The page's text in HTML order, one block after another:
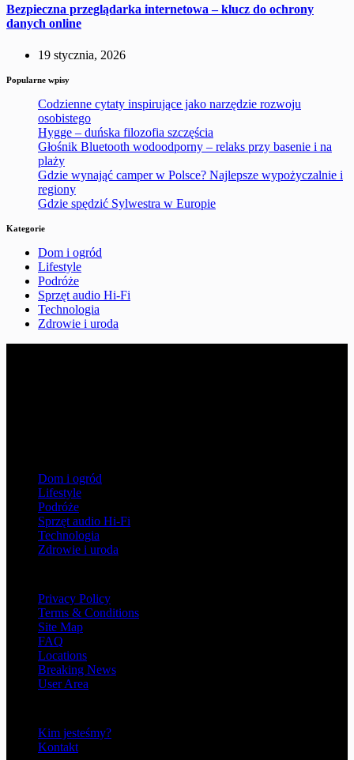
Bezpieczna przeglądarka internetowa – klucz do ochrony
danych online
19 stycznia, 2026
Popularne wpisy
Codzienne cytaty inspirujące jako narzędzie rozwoju
osobistego
Hygge – duńska filozofia szczęścia
Głośnik Bluetooth wodoodporny – relaks przy basenie i na
plaży
Gdzie wynająć camper w Polsce? Najlepsze wypożyczalnie i
regiony
Gdzie spędzić Sylwestra w Europie
Kategorie
Dom i ogród
Lifestyle
Podróże
Sprzęt audio Hi-Fi
Technologia
Zdrowie i uroda
Dom i ogród
Lifestyle
Podróże
Sprzęt audio Hi-Fi
Technologia
Zdrowie i uroda
Privacy Policy
Terms & Conditions
Site Map
FAQ
Locations
Breaking News
User Area
Kim jesteśmy?
Kontakt